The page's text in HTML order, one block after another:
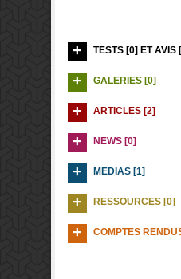
TESTS [0] ET AVIS
GALERIES [0]
ARTICLES [2]
NEWS [0]
MEDIAS [1]
RESSOURCES [0]
COMPTES